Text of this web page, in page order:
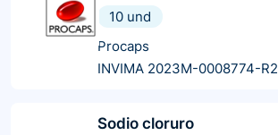
10 und
Procaps
INVIMA 2023M-0008774-R2
Sodio cloruro